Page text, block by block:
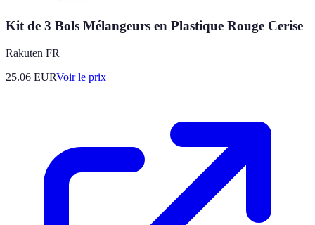
Kit de 3 Bols Mélangeurs en Plastique Rouge Cerise
Rakuten FR
25.06 EURVoir le prix